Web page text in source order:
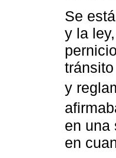
Se
y la
y
en una
en